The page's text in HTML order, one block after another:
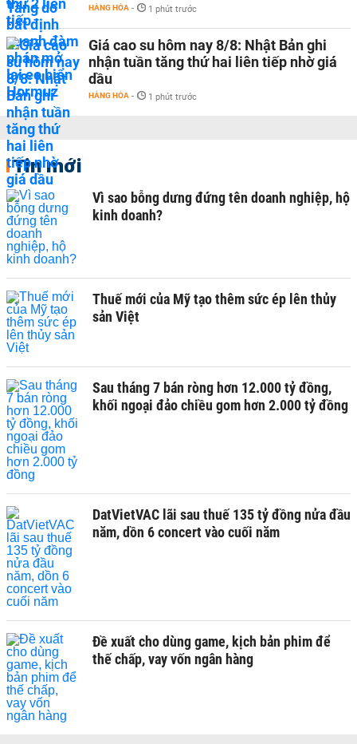
HÀNG HÓA - 1 phút trước
Giá cao su hôm nay 8/8: Nhật Bản ghi
nhận tuần tăng thứ hai liên tiếp nhờ giá
dầu
HÀNG HÓA - 1 phút trước
Tin mới
Vì sao bỗng dưng đứng tên doanh nghiệp, hộ
kinh doanh?
Thuế mới của Mỹ tạo thêm sức ép lên thủy
sản Việt
Sau tháng 7 bán ròng hơn 12.000 tỷ đồng,
khối ngoại đảo chiều gom hơn 2.000 tỷ đồng
DatVietVAC lãi sau thuế 135 tỷ đồng nửa đầu
năm, dồn 6 concert vào cuối năm
Đề xuất cho dùng game, kịch bản phim để
thế chấp, vay vốn ngân hàng